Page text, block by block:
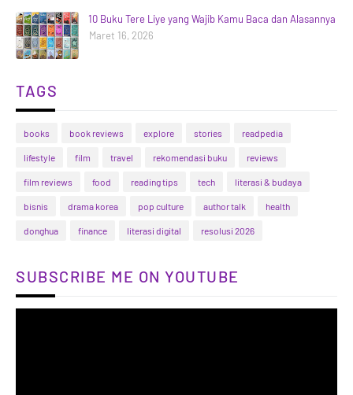
10 Buku Tere Liye yang Wajib Kamu Baca dan Alasannya
Maret 16, 2026
TAGS
books book reviews explore stories readpedia
lifestyle film travel rekomendasi buku reviews
film reviews food reading tips tech literasi & budaya
bisnis drama korea pop culture author talk health
donghua finance literasi digital resolusi 2026
SUBSCRIBE ME ON YOUTUBE